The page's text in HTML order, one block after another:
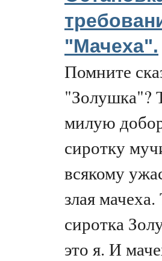
"Мачеха".
Помните
"Золушка"?
милую
сиротку
всякому
злая
сиротка
это я. И